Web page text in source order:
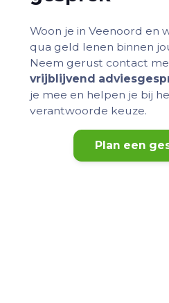
Woon je in Veenoord en
qua geld lenen binnen
Neem gerust contact
vrijblijvend
je mee en helpen je bij
verantwoorde keuze.
Plan een